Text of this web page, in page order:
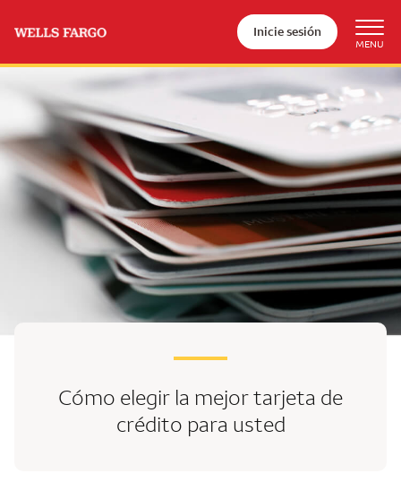
Inicie sesión
Cómo elegir la mejortarjeta de
crédito para usted